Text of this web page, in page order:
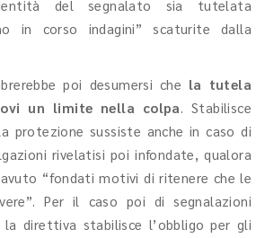
del segnalato sia tutelata
in corso indagini” scaturite dalla
poi desumersi che la tutela
un limite nella colpa. Stabilisce
protezione sussiste anche in caso di
rivelatisi poi infondate, qualora
“fondati motivi di ritenere che le
Per il caso poi di segnalazioni
la direttiva stabilisce l’obbligo per gli